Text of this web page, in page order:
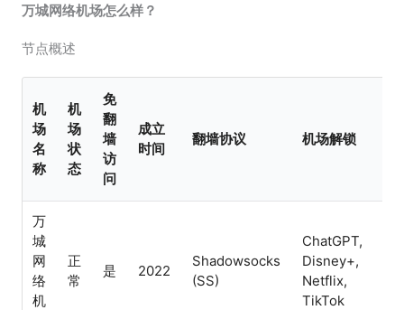
万城网络机场怎么样？
节点概述
机
场
名
称
机
场
状
态
免
翻
墙
访
问
成立
时间
翻墙协议 机场解锁
万
城
网
络
机
正
常
是 2022
Shadowsocks
(SS)
ChatGPT,
Disney+,
Netflix,
TikTok